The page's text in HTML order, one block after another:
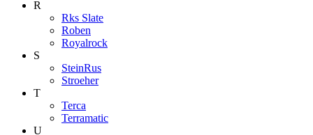
R
Rks Slate
Roben
Royalrock
S
SteinRus
Stroeher
T
Terca
Terramatic
U